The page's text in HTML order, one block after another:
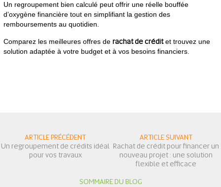
Un regroupement bien calculé peut offrir une réelle bouffée
d’oxygène financière tout en simplifiant la gestion des
remboursements au quotidien.
Comparez les meilleures offres de rachat de créditet trouvez une
solution adaptée à votre budget et à vos besoins financiers.
ARTICLE PRÉCÉDENT
Un regroupement de crédits idéal
pour vos travaux
ARTICLE SUIVANT
Rachat de crédit pour financer un
nouveau projet : une solution
flexible et efficace
SOMMAIRE DU BLOG